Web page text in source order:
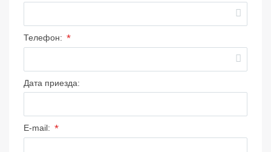
Телефон: *
Дата приезда:
E-mail: *